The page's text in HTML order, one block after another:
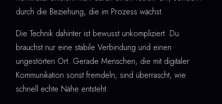
durch die Beziehung, die im Prozess wächst.
Die Technik dahinter ist bewusst unkompliziert. Du
brauchst nur eine stabile Verbindung und einen
ungestörten Ort. Gerade Menschen, die mit digitaler
Kommunikation sonst fremdeln, sind überrascht, wie
schnell echte Nähe entsteht.